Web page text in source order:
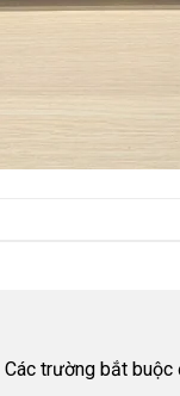
Các trường bắt